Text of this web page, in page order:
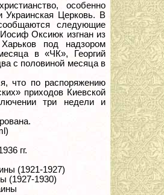
особенно
Украинская Церковь. В
следующие
Оксиюк изгнан из
под надзором
в «ЧК», Георгий
с половиной месяца в
что по распоряжению
приходов Киевской
три недели и
гг.
(1921-1927)
(1927-1930)